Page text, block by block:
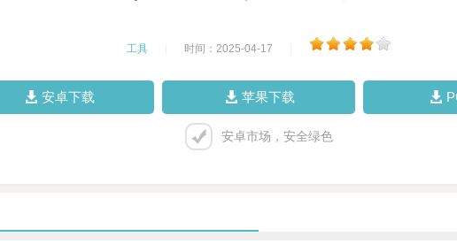
工具 时间：2025-04-17
安卓下载 苹果下载
安卓市场，安全绿色